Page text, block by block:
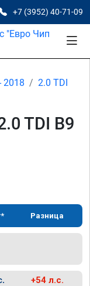
+7 (3952) 40-71-09
2018
2.0 TDI
TDI B9
Разница
+54 л.с.